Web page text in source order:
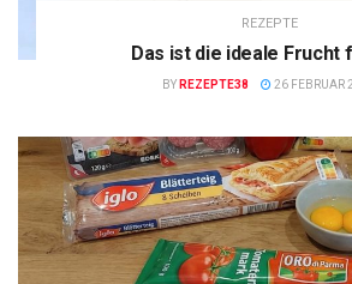
REZEPTE
Das ist die ideale Frucht
BY REZEPTE38 26 FEBRUAR